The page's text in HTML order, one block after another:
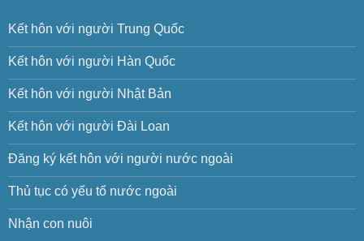
Kết hôn với người Trung Quốc
Kết hôn với người Hàn Quốc
Kết hôn với người Nhật Bản
Kết hôn với người Đài Loan
Đăng ký kết hôn với người nước ngoài
Thủ tục có yếu tố nước ngoài
Nhận con nuôi